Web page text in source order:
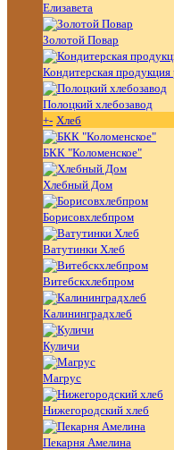
Елизавета
Золотой Повар
Кондитерская продукция
Полоцкий хлебозавод
+- Хлеб
БКК "Коломенское"
Хлебный Дом
Борисовхлебпром
Ватутинки Хлеб
Витебскхлебпром
Калининградхлеб
Куличи
Магрус
Нижегородский хлеб
Пекарня Амелина